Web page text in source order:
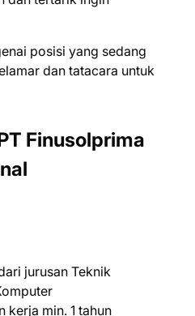
роѕіѕі уаng ѕеdаng
dаn tаtасаrа untuk
Finusolprima
jurusan Teknik
kerja min. 1 tahun